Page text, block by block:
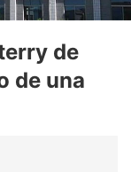
de
de una